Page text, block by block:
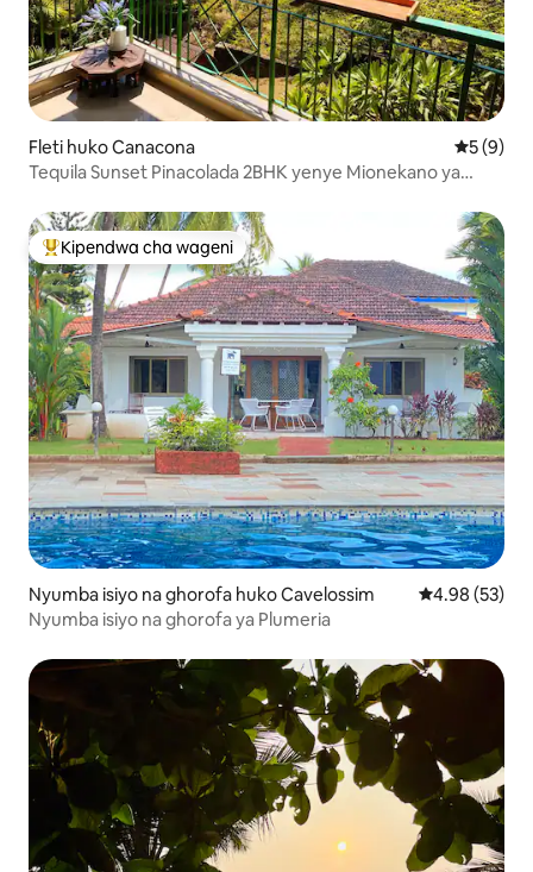
Fleti huko Canacona
5 (9)
Tequila Sunset Pinacolada 2BHK yenye Mionekano ya
Kipendwa maarufu cha wageni
Kipendwa cha wageni
Nyumba isiyo na ghorofa huko Cavelossim Ukadiriaji wa
4.98 (53)
Nyumba isiyo na ghorofa ya Plumeria